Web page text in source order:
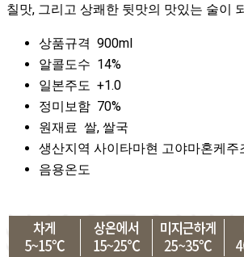
칠맛, 그리고 상쾌한 뒷맛의 맛있는 술이
상품규격 900ml
알콜도수 14%
일본주도 +1.0
정미보함 70%
원재료 쌀, 쌀국
생산지역 사이타마현 고야마혼케주
음용온도